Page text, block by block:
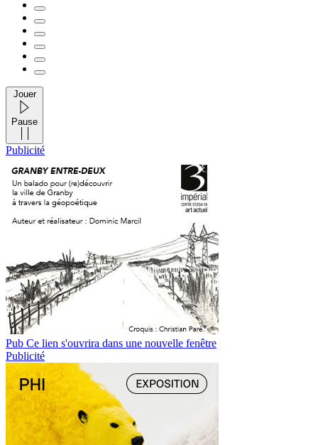
Jouer
Pause
Publicité
Pub Ce lien s'ouvrira dans une nouvelle fenêtre
Publicité